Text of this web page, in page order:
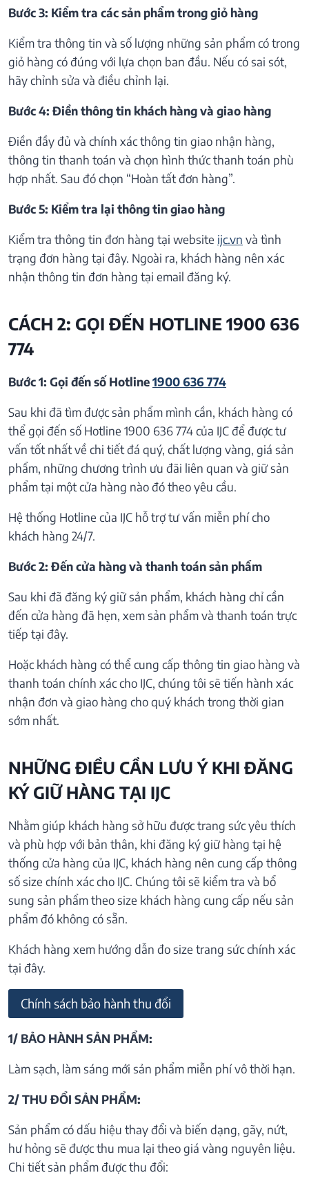
Bước 3: Kiểm tra các sản phẩm trong giỏ hàng
Kiểm tra thông tin và số lượng những sản phẩm có trong
giỏ hàng có đúng với lựa chọn ban đầu. Nếu có sai sót,
hãy chỉnh sửa và điều chỉnh lại.
Bước 4: Điền thông tin khách hàng và giao hàng
Điền đầy đủ và chính xác thông tin giao nhận hàng,
thông tin thanh toán và chọn hình thức thanh toán phù
hợp nhất. Sau đó chọn “Hoàn tất đơn hàng”.
Bước 5: Kiểm tra lại thông tin giao hàng
Kiểm tra thông tin đơn hàng tại website ijc.vn và tình
trạng đơn hàng tại đây. Ngoài ra, khách hàng nên xác
nhận thông tin đơn hàng tại email đăng ký.
CÁCH 2: GỌI ĐẾN HOTLINE 1900 636
774
Bước 1: Gọi đến số Hotline1900 636 774
Sau khi đã tìm được sản phẩm mình cần, khách hàng có
thể gọi đến số Hotline 1900 636 774 của IJC để được tư
vấn tốt nhất về chi tiết đá quý, chất lượng vàng, giá sản
phẩm, những chương trình ưu đãi liên quan và giữ sản
phẩm tại một cửa hàng nào đó theo yêu cầu.
Hệ thống Hotline của IJC hỗ trợ tư vấn miễn phí cho
khách hàng 24/7.
Bước 2: Đến cửa hàng và thanh toán sản phẩm
Sau khi đã đăng ký giữ sản phẩm, khách hàng chỉ cần
đến cửa hàng đã hẹn, xem sản phẩm và thanh toán trực
tiếp tại đây.
Hoặc khách hàng có thể cung cấp thông tin giao hàng và
thanh toán chính xác cho IJC, chúng tôi sẽ tiến hành xác
nhận đơn và giao hàng cho quý khách trong thời gian
sớm nhất.
NHỮNG ĐIỀU CẦN LƯU Ý KHI ĐĂNG
KÝ GIỮ HÀNG TẠI IJC
Nhằm giúp khách hàng sở hữu được trang sức yêu thích
và phù hợp với bản thân, khi đăng ký giữ hàng tại hệ
thống cửa hàng của IJC, khách hàng nên cung cấp thông
số size chính xác cho IJC. Chúng tôi sẽ kiểm tra và bổ
sung sản phẩm theo size khách hàng cung cấp nếu sản
phẩm đó không có sẵn.
Khách hàng xem hướng dẫn đo size trang sức chính xác
tại đây.
Chính sách bảo hành thu đổi
1/ BẢO HÀNH SẢN PHẨM:
Làm sạch, làm sáng mới sản phẩm miễn phí vô thời hạn.
2/ THU ĐỔI SẢN PHẨM:
Sản phẩm có dấu hiệu thay đổi và biến dạng, gãy, nứt,
hư hỏng sẽ được thu mua lại theo giá vàng nguyên liệu.
Chi tiết sản phẩm được thu đổi: